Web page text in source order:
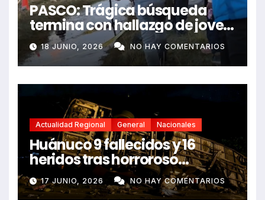
PASCO: Trágica búsqueda
termina con hallazgo de joven
sin vida en Rancas
18 JUNIO, 2026 NO HAY COMENTARIOS
Actualidad Regional General Nacionales
Huánuco 9 fallecidos y 16
heridos tras horroroso
despiste de bus Real Chancas
que impactó contra vivienda
17 JUNIO, 2026 NO HAY COMENTARIOS